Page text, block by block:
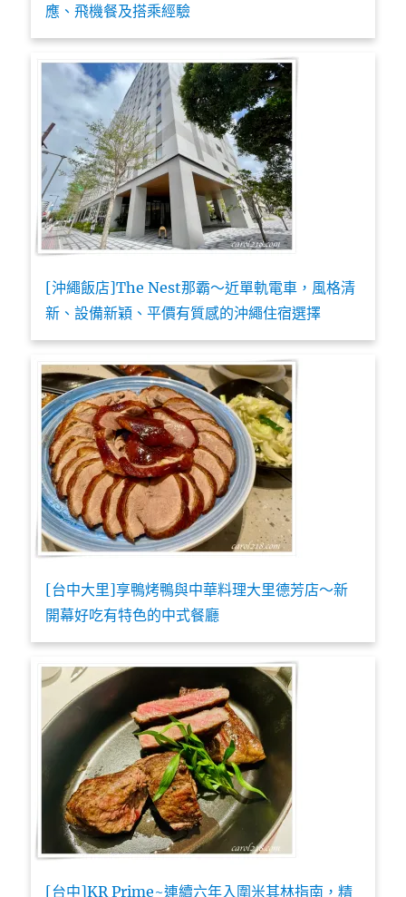
應、飛機餐及搭乘經驗
[沖繩飯店]The Nest那霸～近單軌電車，風格清
新、設備新穎、平價有質感的沖繩住宿選擇
[台中大里]享鴨烤鴨與中華料理大里德芳店～新
開幕好吃有特色的中式餐廳
[台中]KR Prime~連續六年入圍米其林指南，精